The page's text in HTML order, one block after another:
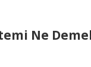
Ne